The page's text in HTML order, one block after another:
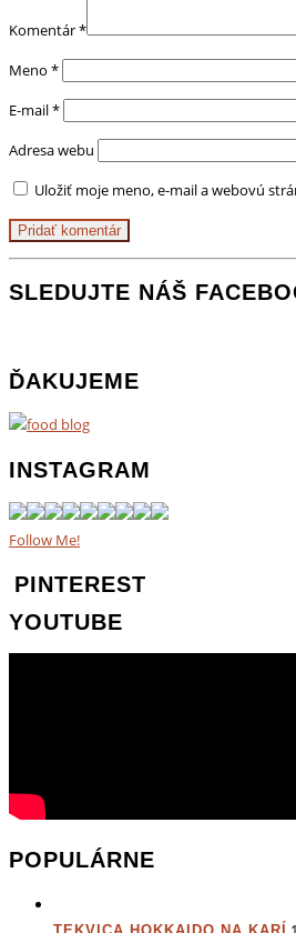
Komentár*
Meno *
E-mail*
Adresa webu
Uložiť moje meno, e-mail a webovú
SLEDUJTE NÁŠ
ĎAKUJEME
INSTAGRAM
Follow Me!
PINTEREST
YOUTUBE
POPULÁRNE